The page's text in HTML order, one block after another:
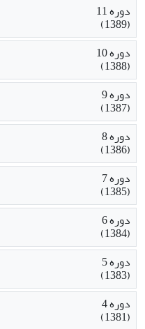
دوره 11
(1389)
دوره 10
(1388)
دوره 9
(1387)
دوره 8
(1386)
دوره 7
(1385)
دوره 6
(1384)
دوره 5
(1383)
دوره 4
(1381)